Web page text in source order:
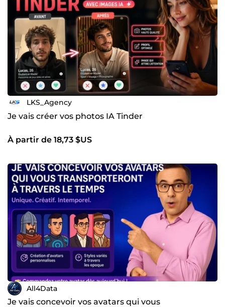
LKS_Agency
Je vais créer vos photos IA Tinder
À partir de 18,73 $US
All4Data
Je vais concevoir vos avatars qui vous